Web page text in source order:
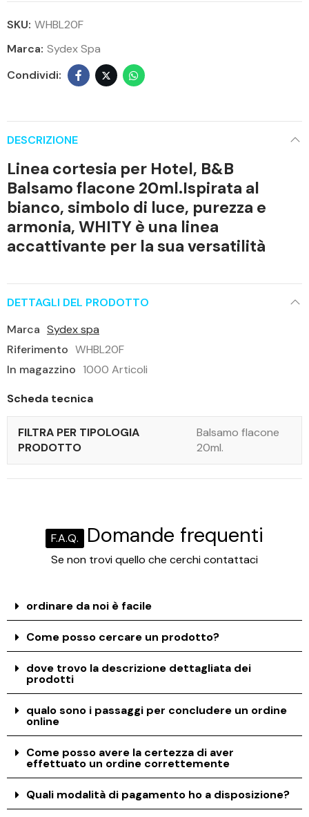
SKU: WHBL20F
Marca: Sydex Spa
DESCRIZIONE
Linea cortesia per Hotel, B&B
Balsamo flacone 20ml.Ispirata al
bianco, simbolo di luce, purezza e
armonia, WHITY è una linea
accattivante per la sua versatilità
DETTAGLI DEL PRODOTTO
Marca Sydex spa
Riferimento WHBL20F
In magazzino 1000 Articoli
Scheda tecnica
FILTRA PER TIPOLOGIA
PRODOTTO
Balsamo flacone
20ml.
F.A.Q. Domande frequenti
Se non trovi quello che cerchi contattaci
ordinare da noi è facile
Come posso cercare un prodotto?
dove trovo la descrizione dettagliata dei
prodotti
qualo sono i passaggi per concludere un ordine
online
Come posso avere la certezza di aver
effettuato un ordine correttemente
Quali modalità di pagamento ho a disposizione?